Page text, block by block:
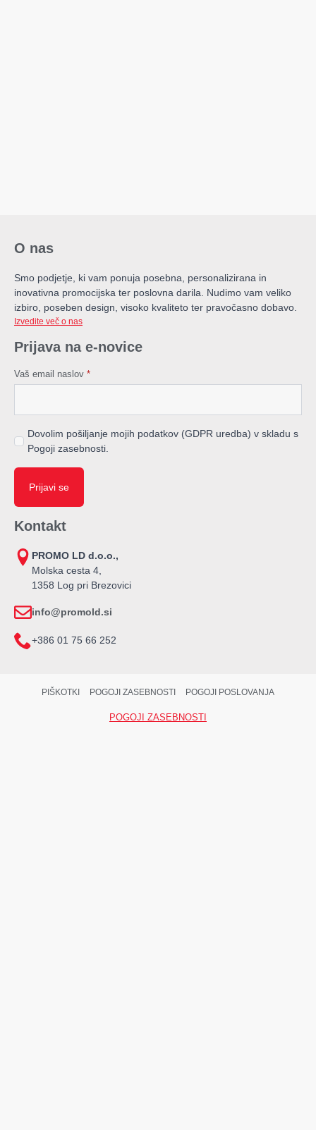
O nas
Smo podjetje, ki vam ponuja posebna, personalizirana in
inovativna promocijska ter poslovna darila. Nudimo vam veliko
izbiro, poseben design, visoko kvaliteto ter pravočasno dobavo.
Izvedite več o nas
Prijava na e-novice
Vaš email naslov *
Dovolim pošiljanje mojih podatkov (GDPR uredba) v skladu s
Pogoji zasebnosti.
Prijavi se
Kontakt
PROMO LD d.o.o.,
Molska cesta 4,
1358 Log pri Brezovici
info@promold.si
+386 01 75 66 252
PIŠKOTKI POGOJI ZASEBNOSTI POGOJI POSLOVANJA
POGOJI ZASEBNOSTI